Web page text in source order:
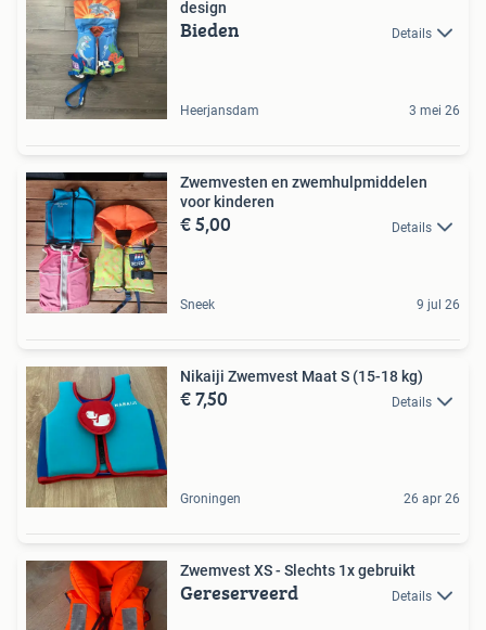
design
Bieden Details
Heerjansdam 3 mei 26
Zwemvesten en zwemhulpmiddelen
voor kinderen
€ 5,00 Details
Sneek 9 jul 26
Nikaiji Zwemvest Maat S (15-18 kg)
€ 7,50 Details
Groningen 26 apr 26
Zwemvest XS - Slechts 1x gebruikt
Gereserveerd Details